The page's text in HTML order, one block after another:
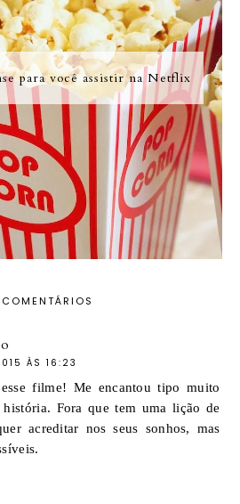
para você assistir na Netflix
ÀS 16:23
filme! Me encantou tipo muito
história. Fora que tem uma lição de
acreditar nos seus sonhos, mas